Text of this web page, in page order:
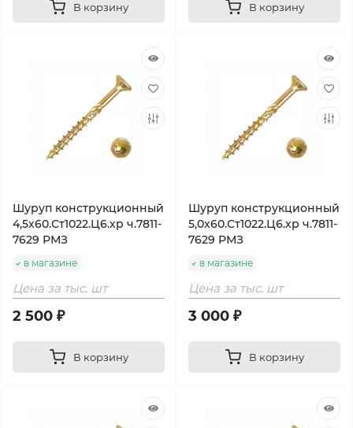
В корзину В корзину
Шуруп конструкционный
4,5х60.Ст1022.Ц6.хр ч.7811-
7629 РМЗ
в магазине
Цена за тыс. шт
2 500 ₽
В корзину
Шуруп конструкционный
5,0х60.Ст1022.Ц6.хр ч.7811-
7629 РМЗ
в магазине
Цена за тыс. шт
3 000 ₽
В корзину